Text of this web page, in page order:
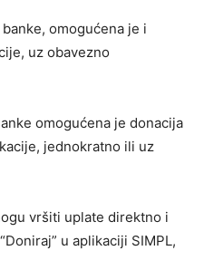
omogućena je i
uz obavezno
omogućena je donacija
jednokratno ili uz
vršiti uplate direktno i
u aplikaciji SIMPL,